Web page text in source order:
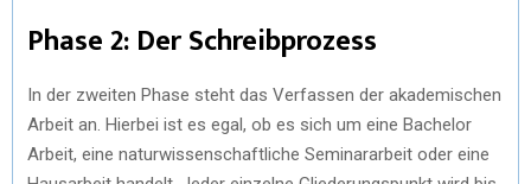
Phase 2: Der Schreibprozess
In der zweiten Phase steht das Verfassen der akademischen
Arbeit an. Hierbei ist es egal, ob es sich um eine Bachelor
Arbeit, eine naturwissenschaftliche Seminararbeit oder eine